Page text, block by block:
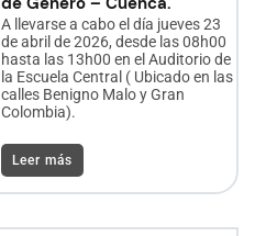
A llevarse a cabo el día jueves 23
de abril de 2026, desde las 08h00
hasta las 13h00 en el Auditorio de
la Escuela Central ( Ubicado en las
calles Benigno Malo y Gran
Colombia).
Leer más